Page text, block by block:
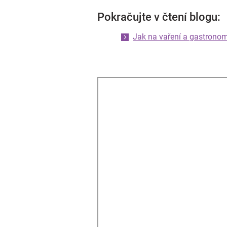
Pokračujte v čtení blogu:
Jak na vaření a